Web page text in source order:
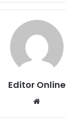
Editor Online